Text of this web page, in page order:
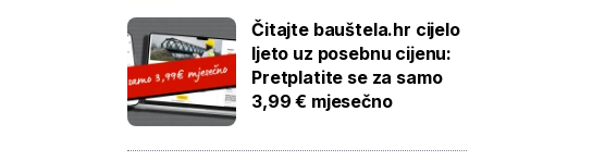
Čitajte bauštela.hr cijelo
ljeto uz posebnu cijenu:
Pretplatite se za samo
3,99 € mjesečno